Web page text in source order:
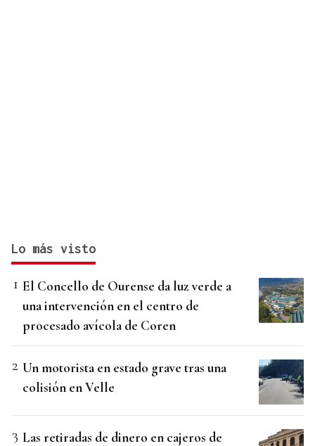
Lo más visto
El Concello de Ourense da luz verde a
una intervención en el centro de
procesado avícola de Coren
Un motorista en estado grave tras una
colisión en Velle
Las retiradas de dinero en cajeros de